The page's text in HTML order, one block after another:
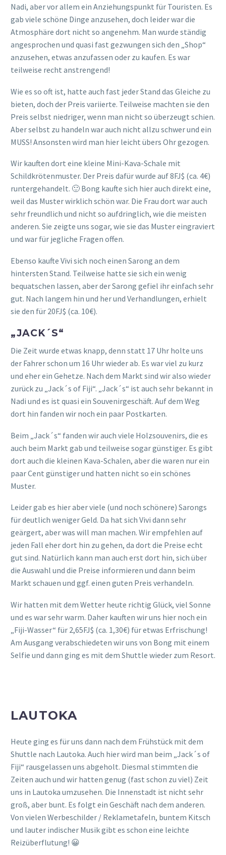
Nadi, aber vor allem ein Anziehungspunkt für Touristen. Es
gab viele schöne Dinge anzusehen, doch leider war die
Atmosphäre dort nicht so angenehm. Man wurde ständig
angesprochen und quasi fast gezwungen sich den „Shop“
anzusehen, etwas anzufassen oder zu kaufen. Es war
teilweise recht anstrengend!
Wie es so oft ist, hatte auch fast jeder Stand das Gleiche zu
bieten, doch der Preis variierte. Teilweise machten sie den
Preis selbst niedriger, wenn man nicht so überzeugt schien.
Aber selbst zu handeln war auch nicht allzu schwer und ein
MUSS! Ansonsten wird man hier leicht übers Ohr gezogen.
Wir kauften dort eine kleine Mini-Kava-Schale mit
Schildkrötenmuster. Der Preis dafür wurde auf 8FJ$ (ca. 4€)
runtergehandelt. 🙂 Bong kaufte sich hier auch direkt eine,
weil das Muster wirklich schön war. Die Frau dort war auch
sehr freundlich und nicht so aufdringlich, wie die meisten
anderen. Sie zeigte uns sogar, wie sie das Muster eingraviert
und war für jegliche Fragen offen.
Ebenso kaufte Vivi sich noch einen Sarong an dem
hintersten Stand. Teilweise hatte sie sich ein wenig
bequatschen lassen, aber der Sarong gefiel ihr einfach sehr
gut. Nach langem hin und her und Verhandlungen, erhielt
sie den für 20FJ$ (ca. 10€).
„JACK´S“
Die Zeit wurde etwas knapp, denn statt 17 Uhr holte uns
der Fahrer schon um 16 Uhr wieder ab. Es war viel zu kurz
und eher ein Gehetze. Nach dem Markt sind wir also wieder
zurück zu „Jack´s of Fiji“. „Jack´s“ ist auch sehr bekannt in
Nadi und es ist quasi ein Souvenirgeschäft. Auf dem Weg
dort hin fanden wir noch ein paar Postkarten.
Beim „Jack´s“ fanden wir auch viele Holzsouvenirs, die es
auch beim Markt gab und teilweise sogar günstiger. Es gibt
dort auch die kleinen Kava-Schalen, aber die waren nur ein
paar Cent günstiger und hatten nicht so ein schönes
Muster.
Leider gab es hier aber viele (und noch schönere) Sarongs
für deutlich weniger Geld. Da hat sich Vivi dann sehr
geärgert, aber was will man machen. Wir empfehlen auf
jeden Fall eher dort hin zu gehen, da dort die Preise echt
gut sind. Natürlich kann man auch erst dort hin, sich über
die Auswahl und die Preise informieren und dann beim
Markt schauen und ggf. einen guten Preis verhandeln.
Wir hatten mit dem Wetter heute richtig Glück, viel Sonne
und es war sehr warm. Daher kauften wir uns hier noch ein
„Fiji-Wasser“ für 2,65FJ$ (ca. 1,30€) für etwas Erfrischung!
Am Ausgang verabschiedeten wir uns von Bong mit einem
Selfie und dann ging es mit dem Shuttle wieder zum Resort.
LAUTOKA
Heute ging es für uns dann nach dem Frühstück mit dem
Shuttle nach Lautoka. Auch hier wird man beim „Jack´s of
Fiji“ rausgelassen uns abgeholt. Diesmal stimmten die
Zeiten auch und wir hatten genug (fast schon zu viel) Zeit
uns in Lautoka umzusehen. Die Innenstadt ist nicht sehr
groß, aber bunt. Es folgt ein Geschäft nach dem anderen.
Von vielen Werbeschilder / Reklametafeln, buntem Kitsch
und lauter indischer Musik gibt es schon eine leichte
Reizüberflutung! 😀